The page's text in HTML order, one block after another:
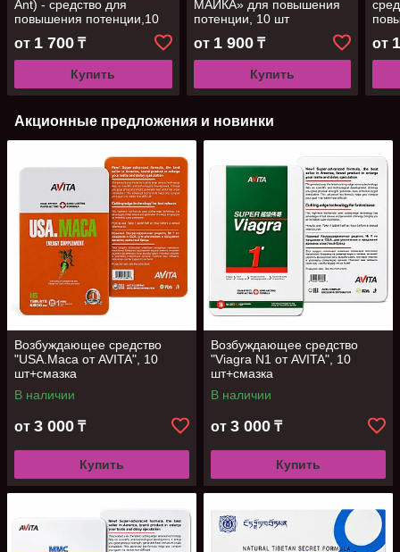
Ant) - средство для
повышения потенции,10
от 1 700 ₸
Купить
МАЙКА» для повышения
потенции, 10 шт
от 1 900₸
Купить
от
Акционные предложения и новинки
Возбуждающее средство
"USA.Maca от AVITA", 10
шт+смазка
В наличии
от 3 000 ₸
Купить
Возбуждающее средство
"Viagra N1 от AVITA", 10
шт+смазка
В наличии
от 3 000 ₸
Купить